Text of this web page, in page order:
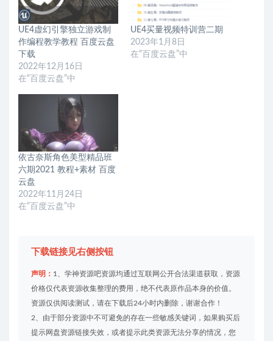
UE4虚幻引擎独立游戏制
作编程教学教程 百度云盘
下载
2022年12月16日
在“百度云盘”中
UE4买量视频特训营二期
2023年1月8日
在“百度云盘”中
依古奈斯角色美型精品班
六期2021 教程+素材 百度
云盘
2022年11月24日
在“百度云盘”中
下载链接见右侧按钮
声明： 1、学神资源吧资源均通过互联网公开合法渠道获取，资源
价格仅代表资源收集整理的费用，绝不代表原作品本身的价值。
资源仅供阅读测试，请在下载后24小时内删除，谢谢合作！
2、由于部分资源中不可避免的存在一些敏感关键词，如果购买后
提示网盘资源链接失效，或者提示此类资源无法分享的情况，您